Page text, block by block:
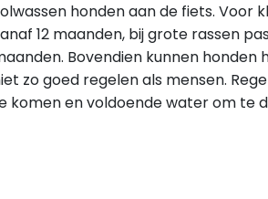
honden aan de fiets. Voor
12 maanden, bij grote rassen
Bovendien kunnen
zo goed regelen als mensen.
komen en voldoende water om te